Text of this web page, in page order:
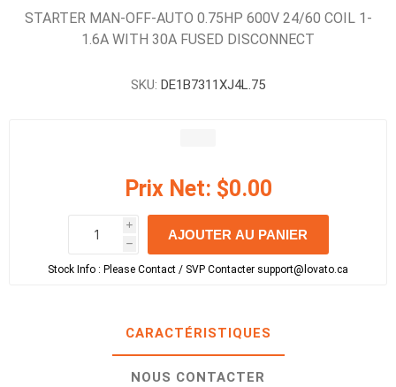
STARTER MAN-OFF-AUTO 0.75HP 600V 24/60 COIL 1-
1.6A WITH 30A FUSED DISCONNECT
SKU: DE1B7311XJ4L.75
Prix Net: $0.00
i
h
h
AJOUTER AU PANIER
Stock Info : Please Contact / SVP Contacter support@lovato.ca
CARACTÉRISTIQUES
NOUS CONTACTER